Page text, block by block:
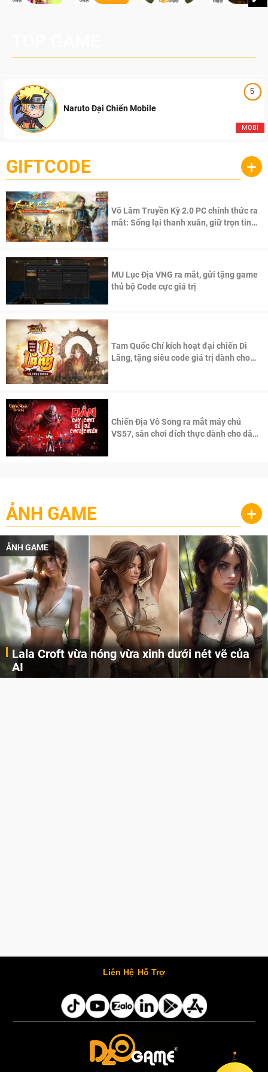
5
MOBI
Naruto Đại Chiến Mobile
GIFTCODE +
Võ Lâm Truyền Kỳ 2.0 PC chính thức ra
mắt: Sống lại thanh xuân, giữ trọn tinh
MU Lục Địa VNG ra mắt, gửi tặng game
thủ bộ Code cực giá trị
Tam Quốc Chí kích hoạt đại chiến Di
Lăng, tặng siêu code giá trị dành cho
Chiến Địa Vô Song ra mắt máy chủ
VS57, sân chơi đích thực dành cho dân
ẢNH GAME +
ẢNH GAME
Lala Croft vừa nóng vừa xinh dưới nét vẽ của
AI
Liên Hệ Hỗ Trợ